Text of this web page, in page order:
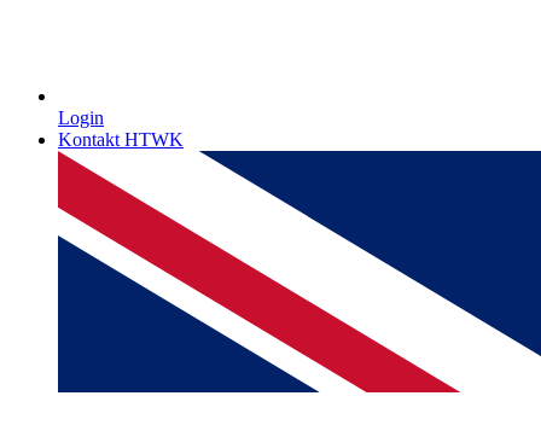
Login
Kontakt HTWK